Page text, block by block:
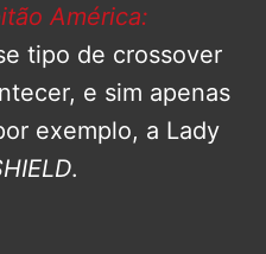
América:
tipo de crossover
e sim apenas
exemplo, a Lady
.